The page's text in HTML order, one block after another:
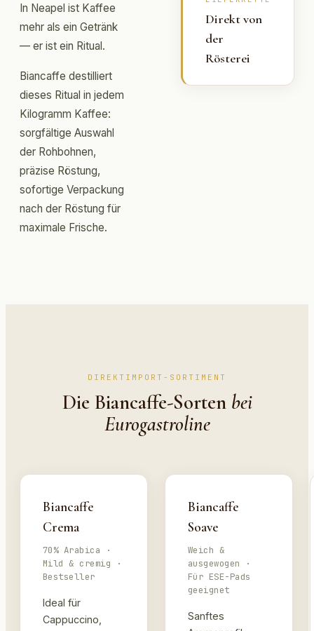
In Neapel ist Kaffee
mehr als ein Getränk
— er ist ein Ritual.
Biancaffe destilliert
dieses Ritual in jedem
Kilogramm Kaffee:
sorgfältige Auswahl
der Rohbohnen,
präzise Röstung,
sofortige Verpackung
nach der Röstung für
maximale Frische.
Direkt von
der
Rösterei
DIREKTIMPORT-SORTIMENT
Die Biancaffe-Sorten bei
Eurogastroline
Biancaffe
Crema
70% Arabica ·
Mild & cremig ·
Bestseller
Ideal für
Cappuccino,
Biancaffe
Soave
Weich &
ausgewogen ·
Für ESE-Pads
geeignet
Sanftes